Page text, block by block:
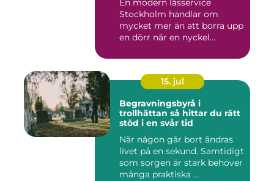
En modern låsservice
Stockholm handlar om
mycket mer än att borra upp
en dörr när en nyckel
15. jul
Begravningsbyrå i
trollhättan så hittar du rätt
stöd i en svår tid
När någon går bort ändras
livet på en sekund. Samtidigt
som sorgen är stark behöver
många praktiska ...